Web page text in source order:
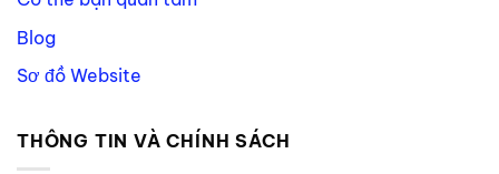
Blog
Sơ đồ Website
THÔNG TIN VÀ CHÍNH SÁCH